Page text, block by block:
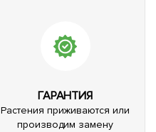
ГАРАНТИЯ
Растения приживаются или
производим замену